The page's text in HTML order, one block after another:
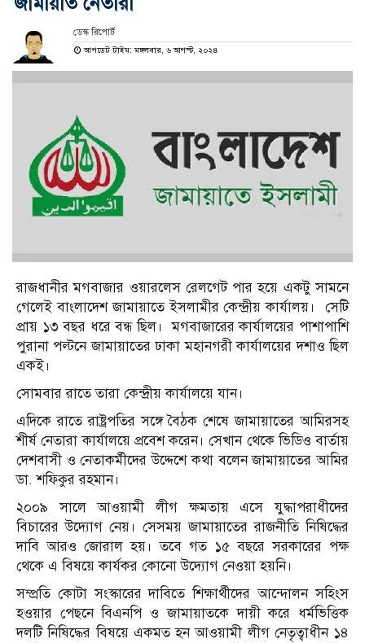
ডেস্ক রিপোর্ট
আপডেট টাইম: মঙ্গলবার, ৬ আগস্ট, ২০২৪
রাজধানীর মগবাজার ওয়ারলেস রেলগেট পার হয়ে একটু সামনে
গেলেই বাংলাদেশ জামায়াতে ইসলামীর কেন্দ্রীয় কার্যালয়। সেটি
প্রায় ১৩ বছর ধরে বন্ধ ছিল। মগবাজারের কার্যালয়ের পাশাপাশি
পুরানা পল্টনে জামায়াতের ঢাকা মহানগরী কার্যালয়ের দশাও ছিল
একই।
সোমবার রাতে তারা কেন্দ্রীয় কার্যালয়ে যান।
এদিকে রাতে রাষ্ট্রপতির সঙ্গে বৈঠক শেষে জামায়াতের আমিরসহ
শীর্ষ নেতারা কার্যালয়ে প্রবেশ করেন। সেখান থেকে ভিডিও বার্তায়
দেশবাসী ও নেতাকর্মীদের উদ্দেশে কথা বলেন জামায়াতের আমির
ডা. শফিকুর রহমান।
২০০৯ সালে আওয়ামী লীগ ক্ষমতায় এসে যুদ্ধাপরাধীদের
বিচারের উদ্যোগ নেয়। সেসময় জামায়াতের রাজনীতি নিষিদ্ধের
দাবি আরও জোরাল হয়। তবে গত ১৫ বছরে সরকারের পক্ষ
থেকে এ বিষয়ে কার্যকর কোনো উদ্যোগ নেওয়া হয়নি।
সম্প্রতি কোটা সংস্কারের দাবিতে শিক্ষার্থীদের আন্দোলন সহিংস
হওয়ার পেছনে বিএনপি ও জামায়াতকে দায়ী করে ধর্মভিত্তিক
দলটি নিষিদ্ধের বিষয়ে একমত হন আওয়ামী লীগ নেতৃত্বাধীন ১৪